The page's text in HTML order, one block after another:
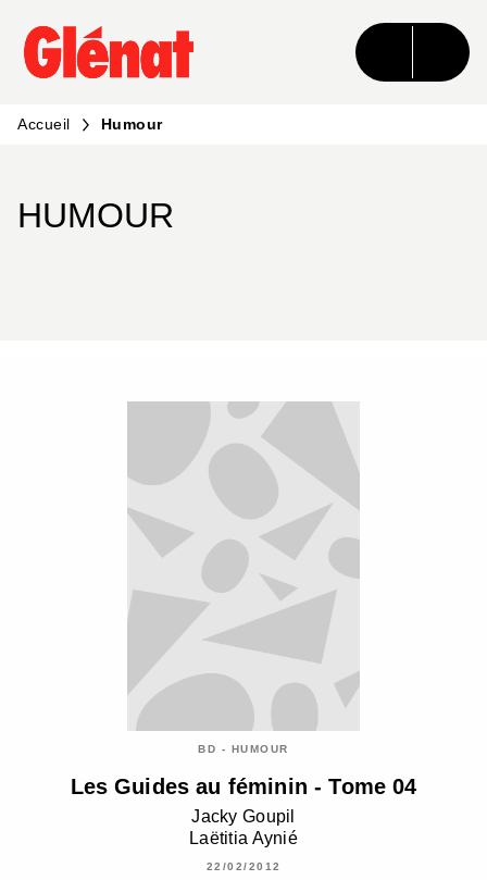
MENU RECHERCHE CONTENU
PIED DE PAGE
Accueil Humour
HUMOUR
BD - HUMOUR
Les Guides au féminin - Tome 04
Jacky Goupil
Laëtitia Aynié
22/02/2012